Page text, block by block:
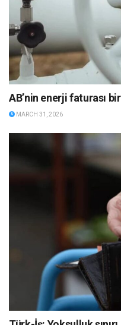
AB’nin enerji faturası
MARCH 31, 2026